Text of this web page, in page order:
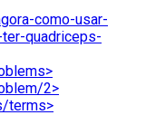
como-usar-
quadriceps-
2>
terms>